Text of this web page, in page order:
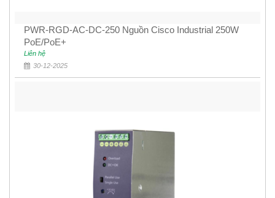
PWR-RGD-AC-DC-250 Nguồn Cisco Industrial 250W
PoE/PoE+
Liên hệ
30-12-2025